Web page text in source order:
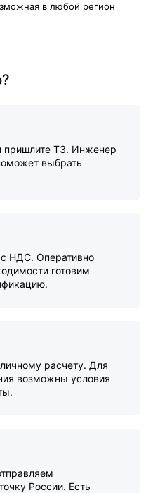
в любой регион
пришлите ТЗ. Инженер
выбрать
с НДС. Оперативно
готовим
расчету. Для
возможны условия
России. Есть